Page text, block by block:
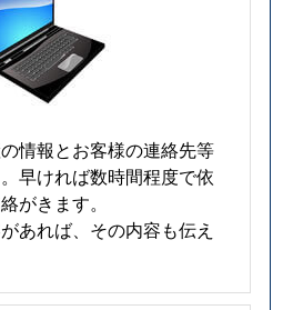
情報とお客様の連絡先等
早ければ数時間程度で依
がきます。
あれば、その内容も伝え